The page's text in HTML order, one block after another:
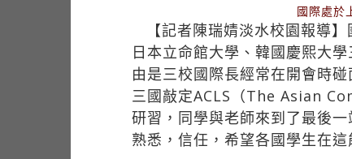
國際處於
【記者陳瑞婧淡水校園報導
日本立命館大學、韓國慶熙大
由是三校國際長經常在開會時
三國敲定ACLS（The Asian
研習，同學與老師來到了最後
熟悉，信任，希望各國學生在